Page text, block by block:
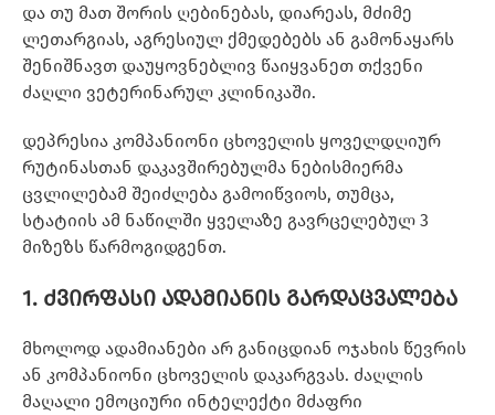
და თუ მათ შორის ღებინებას, დიარეას, მძიმე
ლეთარგიას, აგრესიულ ქმედებებს ან გამონაყარს
შენიშნავთ დაუყოვნებლივ წაიყვანეთ თქვენი
ძაღლი ვეტერინარულ კლინიკაში.
დეპრესია კომპანიონი ცხოველის ყოველდღიურ
რუტინასთან დაკავშირებულმა ნებისმიერმა
ცვლილებამ შეიძლება გამოიწვიოს, თუმცა,
სტატიის ამ ნაწილში ყველაზე გავრცელებულ 3
მიზეზს წარმოგიდგენთ.
1. ძვირფასი ადამიანის გარდაცვალება
მხოლოდ ადამიანები არ განიცდიან ოჯახის წევრის
ან კომპანიონი ცხოველის დაკარგვას. ძაღლის
მაღალი ემოციური ინტელექტი მძაფრი